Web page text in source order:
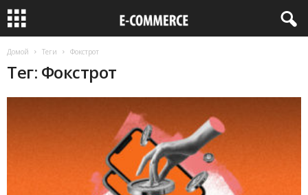
Домой Теги Фокстрот
Тег: Фокстрот